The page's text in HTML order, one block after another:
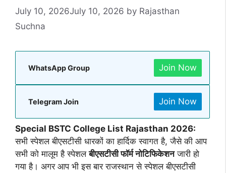
July 10, 2026July 10, 2026 by Rajasthan
Suchna
WhatsApp Group Join Now
Telegram Join Join Now
Special BSTC College List Rajasthan 2026:
सभी स्पेशल बीएसटीसी धारकों का हार्दिक स्वागत है, जैसे की आप
सभी को मालूम है स्पेशलबीएसटीसी फॉर्म नोटिफिकेशनजारी हो
गया है। अगर आप भी इस बार राजस्थान से स्पेशल बीएसटीसी